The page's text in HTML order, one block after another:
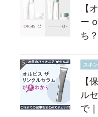
【
ー
ち
スキ
【
ル
で